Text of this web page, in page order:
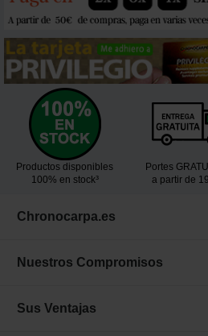
Productos disponibles
100% en stock³
Portes
a partir de
Chronocarpa.es
Nuestros Compromisos
Sus Ventajas